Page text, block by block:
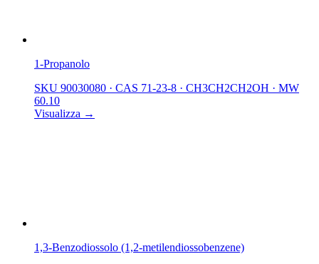
1-Propanolo
SKU 90030080 · CAS 71-23-8 · CH3CH2CH2OH · MW
60.10
Visualizza →
1,3-Benzodiossolo (1,2-metilendiossobenzene)